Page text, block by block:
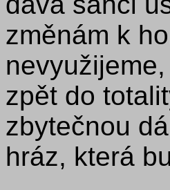
změnám k
zpět do
zbytečnou
hráz, která